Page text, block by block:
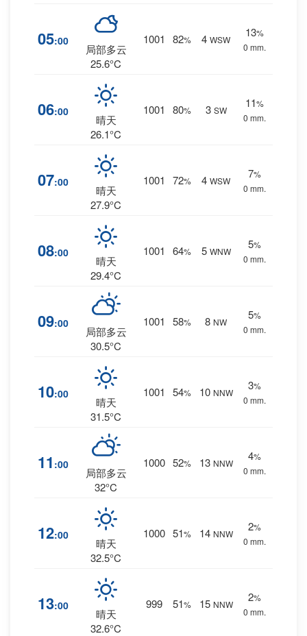
05:00
局部多云
25.6°C
1001 82% 4 WSW
13%
0 mm.
06:00
晴天
26.1°C
1001 80% 3 SW
11%
0 mm.
07:00
晴天
27.9°C
1001 72% 4 WSW
7%
0 mm.
08:00
晴天
29.4°C
1001 64% 5 WNW
5%
0 mm.
09:00
局部多云
30.5°C
1001 58% 8 NW
5%
0 mm.
10:00
晴天
31.5°C
1001 54% 10 NNW
3%
0 mm.
11 :00
局部多云
32°C
1000 52% 13 NNW
4%
0 mm.
12:00
晴天
32.5°C
1000 51% 14 NNW
2%
0 mm.
13:00
晴天
32.6°C
999 51% 15 NNW
2%
0 mm.